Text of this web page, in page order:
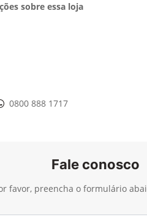
0800 888 1717
sobre essa loja
Fale conosco
favor, preencha o formulário